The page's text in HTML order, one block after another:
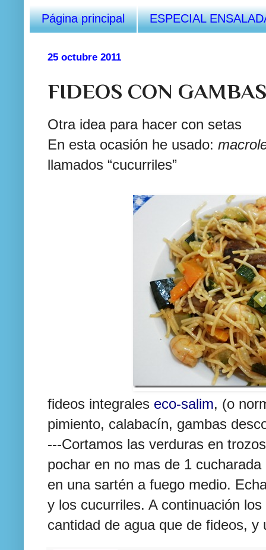
Página principal ESPECIAL
25 octubre 2011
FIDEOS CON
Otra idea para hacer con setas
En esta ocasión he usado:
llamados “cucurriles”
fideos integrales eco-salim, (o
pimiento, calabacín, gambas
---Cortamos las verduras en
pochar en no mas de 1
en una sartén a fuego medio.
y los cucurriles. A continuación
cantidad de agua que de fideos, y